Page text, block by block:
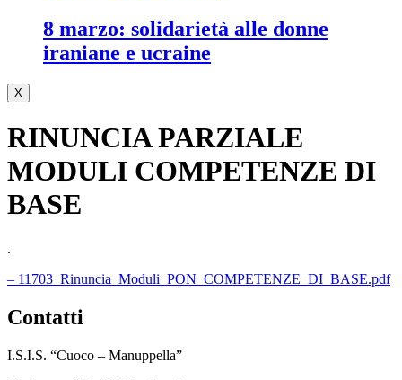
8 marzo: solidarietà alle donne
iraniane e ucraine
X
RINUNCIA PARZIALE
MODULI COMPETENZE DI
BASE
.
– 11703_Rinuncia_Moduli_PON_COMPETENZE_DI_BASE.pdf
contatti
I.S.I.S. “Cuoco – Manuppella”